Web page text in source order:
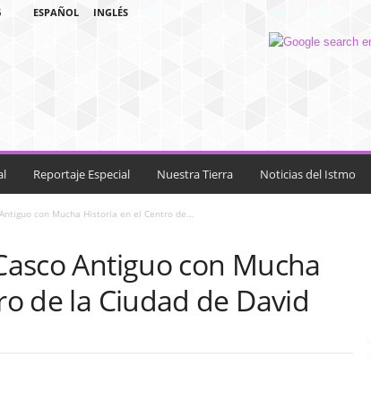
ESPAÑOL INGLÉS
Reportaje Especial Nuestra Tierra Noticias del Istmo
con Mucha Historia en el Centro de...
Antiguo con Mucha
de la Ciudad de David